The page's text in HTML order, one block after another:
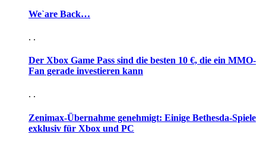
We`are Back…
. .
Der Xbox Game Pass sind die besten 10 €, die ein MMO-
Fan gerade investieren kann
. .
Zenimax-Übernahme genehmigt: Einige Bethesda-Spiele
exklusiv für Xbox und PC